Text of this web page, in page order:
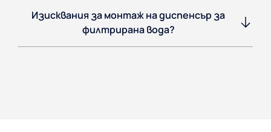
Изисквания за монтаж на диспенсър за
филтрирана вода?